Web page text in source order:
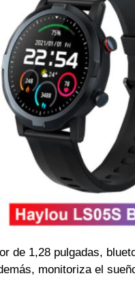
de 1,28 pulgadas,
monitoriza el